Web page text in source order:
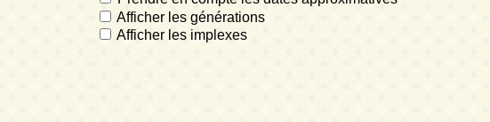
Afficher les générations
Afficher les implexes